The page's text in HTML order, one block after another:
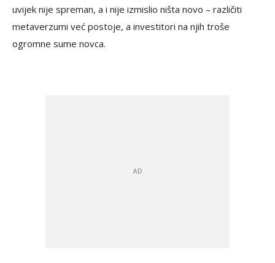
uvijek nije spreman, a i nije izmislio ništa novo – različiti
metaverzumi već postoje, a investitori na njih troše
ogromne sume novca.